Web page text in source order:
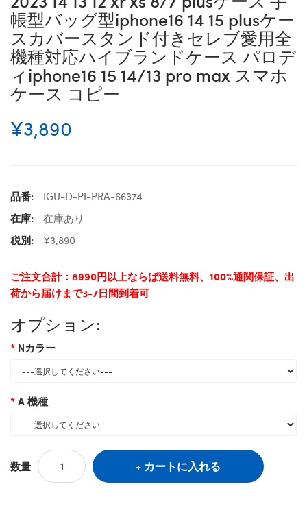
帳型バッグ型iphone16 14 15 plusケー
スカバースタンド付きセレブ愛用全
機種対応ハイブランドケース パロデ
ィiphone16 15 14/13 pro max スマホ
ケース コピー
¥3,890
品番:
IGU-D-PI-PRA-66374
在庫:
在庫あり
税別:
¥3,890
ご注文合計：8990円以上ならば送料無料、100%通関保証、出
荷から届けまで3-7日間到着可
オプション:
Nカラー
A 機種
数量 カートに入れる